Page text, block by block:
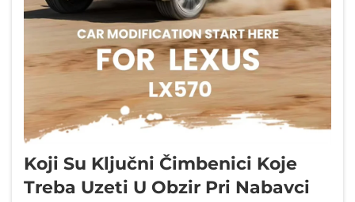
Koji Su Ključni Čimbenici Koje
Treba Uzeti U Obzir Pri Nabavci